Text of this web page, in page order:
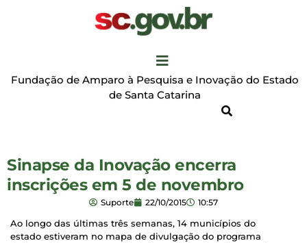
Fundação de Amparo à Pesquisa e Inovação do Estado
de Santa Catarina
Sinapse da Inovação encerra
inscrições em 5 de novembro
Suporte 22/10/2015 10:57
Ao longo das últimas três semanas, 14 municípios do
estado estiveram no mapa de divulgação do programa